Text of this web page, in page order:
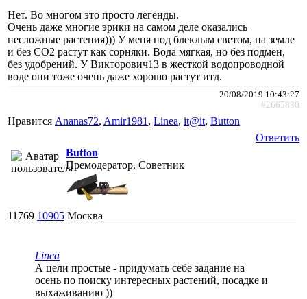
Нет. Во многом это просто легенды.
Очень даже многие эрики на самом деле оказались
несложные растения))) У меня под блеклым светом, на земле
и без СО2 растут как сорняки. Вода мягкая, но без подмен,
без удобрений. У Викторович13 в жесткой водопроводной
воде они тоже очень даже хорошо растут итд.
20/08/2019 10:43:27
#2665830
Нравится Ananas72, Amir1981 , Linea, it@it, Button
Ответить
Button
Премодератор, Советник
11769 10905 Москва
Linea
А цели простые - придумать себе задание на
осень по поиску интересных растений, посадке и
выхаживанию ))